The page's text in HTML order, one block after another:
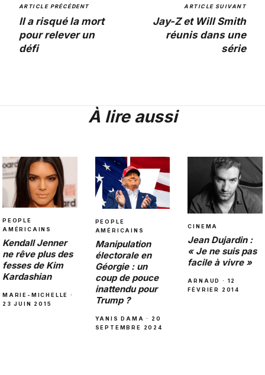
ARTICLE PRÉCÉDENT
Il a risqué la mort
pour relever un
défi
ARTICLE SUIVANT
Jay-Z et Will Smith
réunis dans une
série
À lire aussi
PEOPLE
AMÉRICAINS
Kendall Jenner
ne rêve plus des
fesses de Kim
Kardashian
MARIE-MICHELLE ·
23 JUIN 2015
PEOPLE
AMÉRICAINS
Manipulation
électorale en
Géorgie : un
coup de pouce
inattendu pour
Trump ?
YANIS DAMA · 20
SEPTEMBRE 2024
CINEMA
Jean Dujardin :
« Je ne suis pas
facile à vivre »
ARNAUD · 12
FÉVRIER 2014